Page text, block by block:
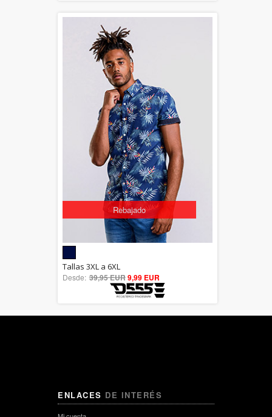
Rebajado
5.00
out of 5
Tallas 3XL a 6XL
Desde: 39,95 EUR9,99 EUR
ENLACES DE INTERÉS